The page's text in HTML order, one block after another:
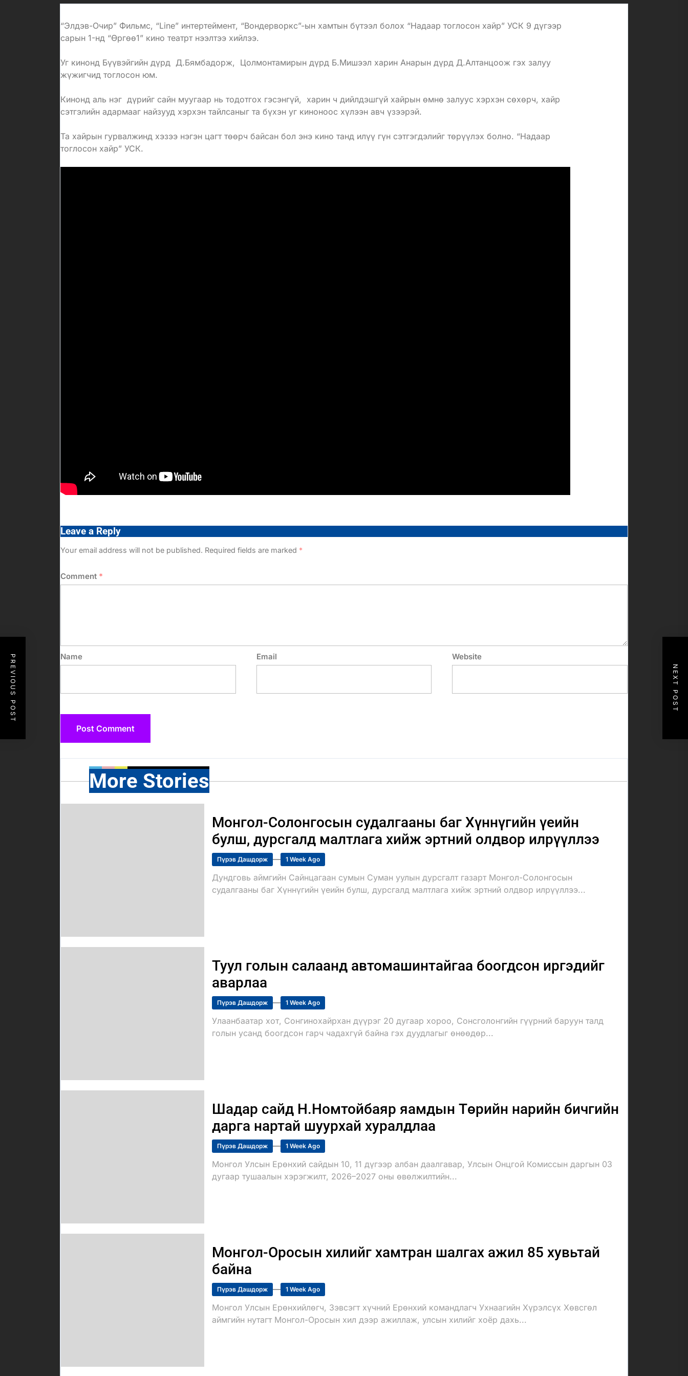
“Элдэв-Очир” Фильмс, “Line” интертеймент, “Вондерворкс”-ын хамтын бүтээл болох “Надаар тоглосон хайр” УСК 9 дүгээр
сарын 1-нд “Өргөө1” кино театрт нээлтээ хийлээ.
Уг кинонд Бүүвэйгийн дүрд Д.Бямбадорж, Цолмонтамирын дүрд Б.Мишээл харин Анарын дүрд Д.Алтанцоож гэх залуу
жүжигчид тоглосон юм.
Кинонд аль нэг дүрийг сайн муугаар нь тодотгох гэсэнгүй, харин ч дийлдэшгүй хайрын өмнө залуус хэрхэн сөхөрч, хайр
сэтгэлийн адармааг найзууд хэрхэн тайлсаныг та бүхэн уг киноноос хүлээн авч үзээрэй.
Та хайрын гурвалжинд хэзээ нэгэн цагт төөрч байсан бол энэ кино танд илүү гүн сэтгэгдэлийг төрүүлэх болно. “Надаар
тоглосон хайр” УСК.
Leave a Reply
Your email address will not be published. Required fields are marked *
Comment *
Name Email Website
PREVIOUS POST NEXT POST
More Stories
Монгол-Солонгосын судалгааны баг Хүннүгийн үеийн
булш, дурсгалд малтлага хийж эртний олдвор илрүүллээ
Пүрэв Дашдорж 1 Week Ago
Дундговь аймгийн Сайнцагаан сумын Суман уулын дурсгалт газарт Монгол-Солонгосын
судалгааны баг Хүннүгийн үеийн булш, дурсгалд малтлага хийж эртний олдвор илрүүллээ...
Туул голын салаанд автомашинтайгаа боогдсон иргэдийг
аварлаа
Пүрэв Дашдорж 1 Week Ago
Улаанбаатар хот, Сонгинохайрхан дүүрэг 20 дугаар хороо, Сонсголонгийн гүүрний баруун талд
голын усанд боогдсон гарч чадахгүй байна гэх дуудлагыг өнөөдөр...
Шадар сайд Н.Номтойбаяр яамдын Төрийн нарийн бичгийн
дарга нартай шуурхай хуралдлаа
Пүрэв Дашдорж 1 Week Ago
Монгол Улсын Ерөнхий сайдын 10, 11 дүгээр албан даалгавар, Улсын Онцгой Комиссын даргын 03
дугаар тушаалын хэрэгжилт, 2026–2027 оны өвөлжилтийн...
Монгол-Оросын хилийг хамтран шалгах ажил 85 хувьтай
байна
Пүрэв Дашдорж 1 Week Ago
Монгол Улсын Ерөнхийлөгч, Зэвсэгт хүчний Ерөнхий командлагч Ухнаагийн Хүрэлсүх Хөвсгөл
аймгийн нутагт Монгол-Оросын хил дээр ажиллаж, улсын хилийг хоёр дахь...